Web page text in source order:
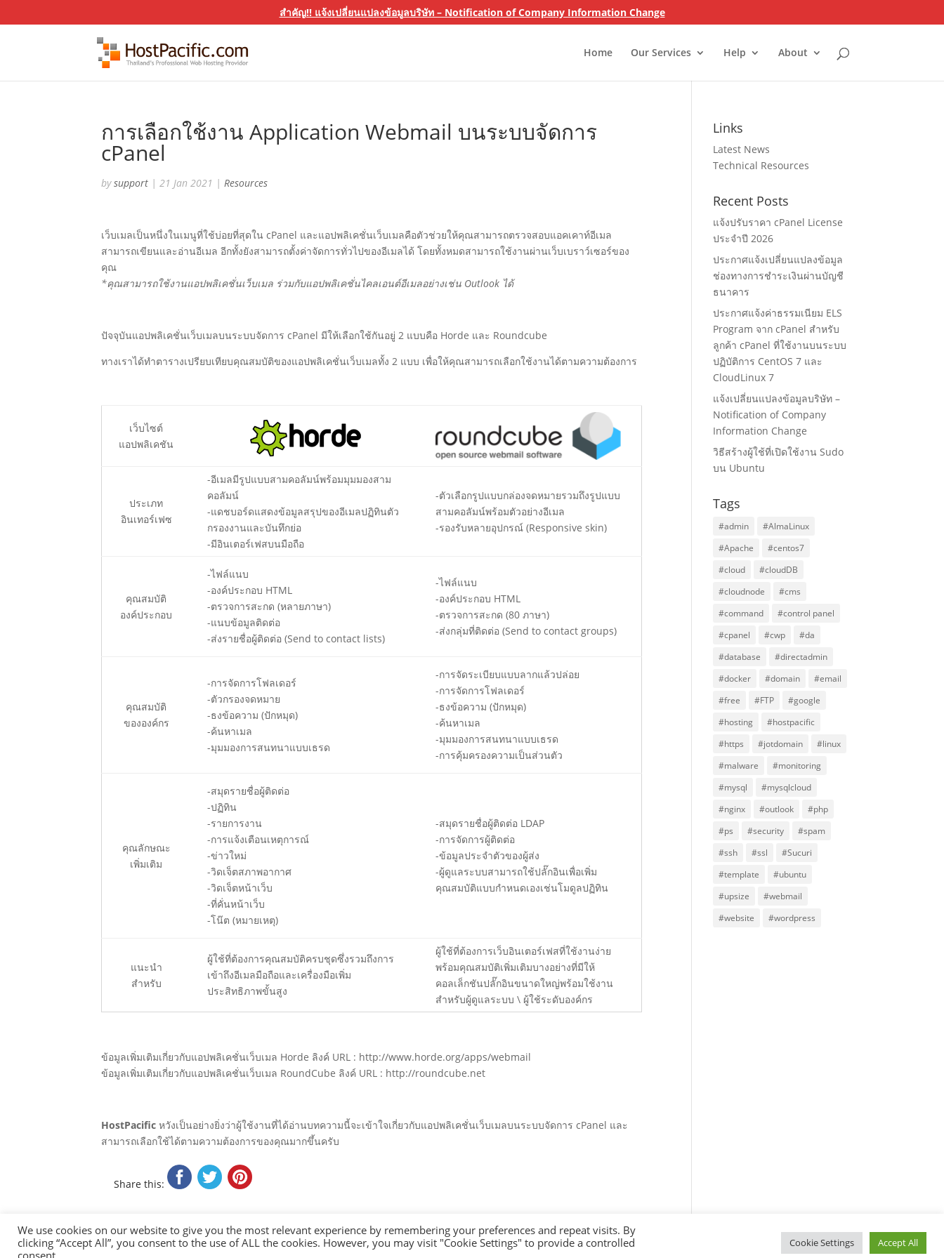
สำคัญ!! แจ้งเปลี่ยนแปลงข้อมูลบริษัท – Notification of Company Information Change
Home Our Services Help About
การเลือกใช้งาน Application Webmail บนระบบจัดการ
cPanel
bysupport |21 Jan 2021 |Resources
เว็บเมลเป็นหนึ่งในเมนูที่ใช้บ่อยที่สุดใน cPanel และแอปพลิเคชั่นเว็บเมลคือตัวช่วยให้คุณสามารถตรวจสอบแอคเคาท์อีเมล
สามารถเขียนและอ่านอีเมล อีกทั้งยังสามารถตั้งค่าจัดการทั่วไปของอีเมลได้ โดยทั้งหมดสามารถใช้งานผ่านเว็บเบราว์เซอร์ของ
คุณ
*คุณสามารถใช้งานแอปพลิเคชั่นเว็บเมล ร่วมกับแอปพลิเคชั่นไคลเอนต์อีเมลอย่างเช่น Outlook ได้
ปัจจุบันแอปพลิเคชั่นเว็บเมลบนระบบจัดการ cPanel มีให้เลือกใช้กันอยู่ 2 แบบคือ Horde และ Roundcube
ทางเราได้ทำตารางเปรียบเทียบคุณสมบัติของแอปพลิเคชั่นเว็บเมลทั้ง 2 แบบ เพื่อให้คุณสามารถเลือกใช้งานได้ตามความต้องการ
เว็บไซต์
แอปพลิเคชัน
ประเภท
อินเทอร์เฟซ
-อีเมลมีรูปแบบสามคอลัมน์พร้อมมุมมองสาม
คอลัมน์
-แดชบอร์ดแสดงข้อมูลสรุปของอีเมลปฏิทินตัว
กรองงานและบันทึกย่อ
-มีอินเตอร์เฟสบนมือถือ
-ตัวเลือกรูปแบบกล่องจดหมายรวมถึงรูปแบบ
สามคอลัมน์พร้อมตัวอย่างอีเมล
-รองรับหลายอุปกรณ์ (Responsive skin)
คุณสมบัติ
องค์ประกอบ
-ไฟล์แนบ
-องค์ประกอบ HTML
-ตรวจการสะกด (หลายภาษา)
-แนบข้อมูลติดต่อ
-ส่งรายชื่อผู้ติดต่อ (Send to contact lists)
-ไฟล์แนบ
-องค์ประกอบ HTML
-ตรวจการสะกด (80 ภาษา)
-ส่งกลุ่มที่ติดต่อ (Send to contact groups)
คุณสมบัติ
ขององค์กร
-การจัดการโฟลเดอร์
-ตัวกรองจดหมาย
-ธงข้อความ (ปักหมุด)
-ค้นหาเมล
-มุมมองการสนทนาแบบเธรด
-การจัดระเบียบแบบลากแล้วปล่อย
-การจัดการโฟลเดอร์
-ธงข้อความ (ปักหมุด)
-ค้นหาเมล
-มุมมองการสนทนาแบบเธรด
-การคุ้มครองความเป็นส่วนตัว
คุณลักษณะ
เพิ่มเติม
-สมุดรายชื่อผู้ติดต่อ
-ปฏิทิน
-รายการงาน
-การแจ้งเตือนเหตุการณ์
-ข่าวใหม่
-วิดเจ็ตสภาพอากาศ
-วิดเจ็ตหน้าเว็บ
-ที่คั่นหน้าเว็บ
-โน๊ต (หมายเหตุ)
-สมุดรายชื่อผู้ติดต่อ LDAP
-การจัดการผู้ติดต่อ
-ข้อมูลประจำตัวของผู้ส่ง
-ผู้ดูแลระบบสามารถใช้ปลั๊กอินเพื่อเพิ่ม
คุณสมบัติแบบกำหนดเองเช่นโมดูลปฏิทิน
แนะนำ
สำหรับ
ผู้ใช้ที่ต้องการคุณสมบัติครบชุดซึ่งรวมถึงการ
เข้าถึงอีเมลมือถือและเครื่องมือเพิ่ม
ประสิทธิภาพขั้นสูง
ผู้ใช้ที่ต้องการเว็บอินเตอร์เฟสที่ใช้งานง่าย
พร้อมคุณสมบัติเพิ่มเติมบางอย่างที่มีให้
คอลเล็กชันปลั๊กอินขนาดใหญ่พร้อมใช้งาน
สำหรับผู้ดูแลระบบ \ ผู้ใช้ระดับองค์กร
ข้อมูลเพิ่มเติมเกี่ยวกับแอปพลิเคชั่นเว็บเมล Horde ลิงค์ URL : http://www.horde.org/apps/webmail
ข้อมูลเพิ่มเติมเกี่ยวกับแอปพลิเคชั่นเว็บเมล RoundCube ลิงค์ URL : http://roundcube.net
HostPacific หวังเป็นอย่างยิ่งว่าผู้ใช้งานที่ได้อ่านบทความนี้จะเข้าใจเกี่ยวกับแอปพลิเคชั่นเว็บเมลบนระบบจัดการ cPanel และ
สามารถเลือกใช้ได้ตามความต้องการของคุณมากขึ้นครับ
Share this:
Links
Latest News
Technical Resources
Recent Posts
แจ้งปรับราคา cPanel License
ประจำปี 2026
ประกาศแจ้งเปลี่ยนแปลงข้อมูล
ช่องทางการชำระเงินผ่านบัญชี
ธนาคาร
ประกาศแจ้งค่าธรรมเนียม ELS
Program จาก cPanel สำหรับ
ลูกค้า cPanel ที่ใช้งานบนระบบ
ปฏิบัติการ CentOS 7 และ
CloudLinux 7
แจ้งเปลี่ยนแปลงข้อมูลบริษัท –
Notification of Company
Information Change
วิธีสร้างผู้ใช้ที่เปิดใช้งาน Sudo
บน Ubuntu
Tags
#admin
#AlmaLinux
#Apache
#centos7
#cloud
#cloudDB
#cloudnode
#cms
#command
#control panel
#cpanel
#cwp
#da
#database
#directadmin
#docker
#domain
#email
#free
#FTP
#google
#hosting
#hostpacific
#https
#jotdomain
#linux
#malware
#monitoring
#mysql
#mysqlcloud
#nginx
#outlook
#php
#ps
#security
#spam
#ssh
#ssl
#Sucuri
#template
#ubuntu
#upsize
#webmail
#website
#wordpress
Copyright © 2000-2025, Terabits Network Co., Ltd.All rights reserved.Terms of Service.Privacy policy.
We use cookies on our website to give you the most relevant experience by remembering your preferences and repeat visits. By
clicking “Accept All”, you consent to the use of ALL the cookies. However, you may visit "Cookie Settings" to provide a controlled
consent.
Cookie Settings Accept All